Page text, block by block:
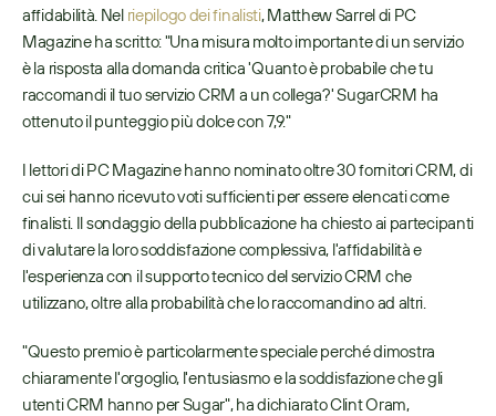
affidabilità. Nel riepilogo dei finalisti, Matthew Sarrel di PC
Magazine ha scritto: "Una misura molto importante di un servizio
è la risposta alla domanda critica 'Quanto è probabile che tu
raccomandi il tuo servizio CRM a un collega?' SugarCRM ha
ottenuto il punteggio più dolce con 7,9."
I lettori di PC Magazine hanno nominato oltre 30 fornitori CRM, di
cui sei hanno ricevuto voti sufficienti per essere elencati come
finalisti. Il sondaggio della pubblicazione ha chiesto ai partecipanti
di valutare la loro soddisfazione complessiva, l'affidabilità e
l'esperienza con il supporto tecnico del servizio CRM che
utilizzano, oltre alla probabilità che lo raccomandino ad altri.
"Questo premio è particolarmente speciale perché dimostra
chiaramente l'orgoglio, l'entusiasmo e la soddisfazione che gli
utenti CRM hanno per Sugar", ha dichiarato Clint Oram,